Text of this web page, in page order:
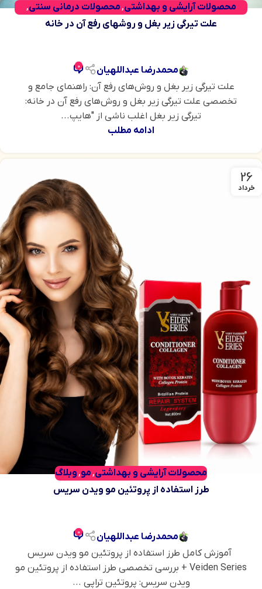
محصولات آرایشی و بهداشتی,محصولات درمانی سنتی,
وبلاگ
علت تیرگی زیر بغل و روشهای رفع آن در خانه
محمدرضا عبداللهیان 0
علت تیرگی زیر بغل و روش‌های رفع آن: راهنمای جامع و
تخصصی علت تیرگی زیر بغل و روش‌های رفع آن در خانه:
تیرگی زیر بغل اغلب ناشی از "هایپ...
ادامه مطلب
26
خرداد
محصولات آرایشی و بهداشتی,مو,وبلاگ
طرز استفاده از پروتئین مو ویدن سریس
محمدرضا عبداللهیان 0
آموزش کامل طرز استفاده از پروتئین مو ویدن سریس
Veiden Series + بررسی تخصصی طرز استفاده از پروتئین مو
ویدن سریس: پروتئین تراپی ...